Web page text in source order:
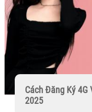
Cách Đăng Ký 4G
2025